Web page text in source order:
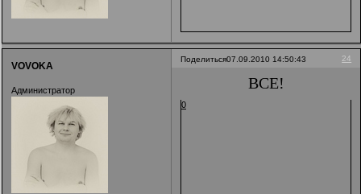
Поделиться 24
07.09.2010 14:50:43
VOVOKA
Администратор ВСЁ!
0